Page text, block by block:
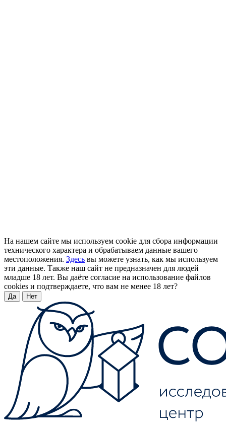
На нашем сайте мы используем cookie для сбора информации
технического характера и обрабатываем данные вашего
местоположения. Здесь вы можете узнать, как мы используем
эти данные. Также наш сайт не предназначен для людей
младше 18 лет. Вы даёте согласие на использование файлов
cookies и подтверждаете, что вам не менее 18 лет?
Да Нет